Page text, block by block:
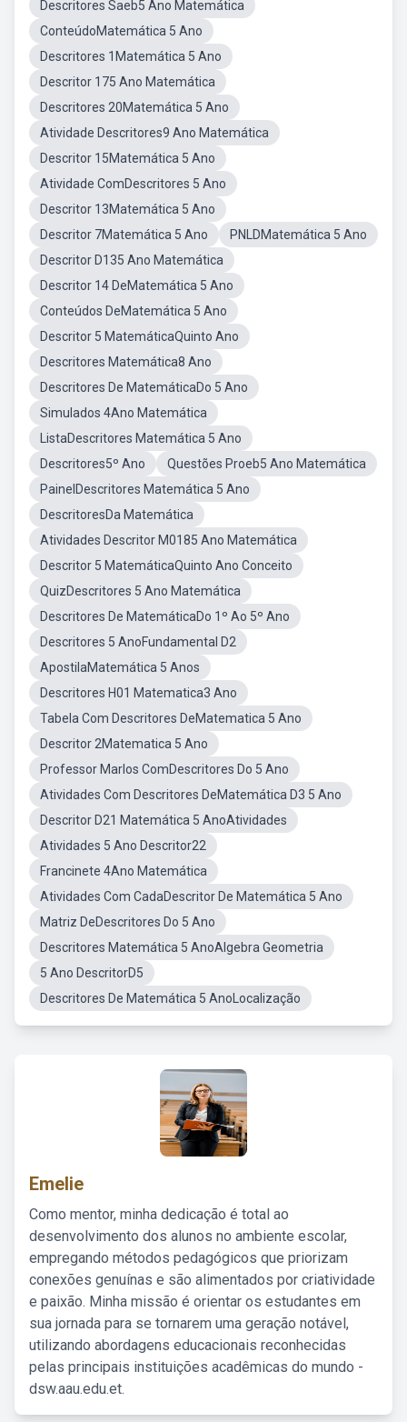
Descritores Saeb5 Ano Matemática
ConteúdoMatemática 5 Ano
Descritores 1Matemática 5 Ano
Descritor 175 Ano Matemática
Descritores 20Matemática 5 Ano
Atividade Descritores9 Ano Matemática
Descritor 15Matemática 5 Ano
Atividade ComDescritores 5 Ano
Descritor 13Matemática 5 Ano
Descritor 7Matemática 5 Ano
PNLDMatemática 5 Ano
Descritor D135 Ano Matemática
Descritor 14 DeMatemática 5 Ano
Conteúdos DeMatemática 5 Ano
Descritor 5 MatemáticaQuinto Ano
Descritores Matemática8 Ano
Descritores De MatemáticaDo 5 Ano
Simulados 4Ano Matemática
ListaDescritores Matemática 5 Ano
Descritores5º Ano
Questões Proeb5 Ano Matemática
PainelDescritores Matemática 5 Ano
DescritoresDa Matemática
Atividades Descritor M0185 Ano Matemática
Descritor 5 MatemáticaQuinto Ano Conceito
QuizDescritores 5 Ano Matemática
Descritores De MatemáticaDo 1º Ao 5º Ano
Descritores 5 AnoFundamental D2
ApostilaMatemática 5 Anos
Descritores H01 Matematica3 Ano
Tabela Com Descritores DeMatematica 5 Ano
Descritor 2Matematica 5 Ano
Professor Marlos ComDescritores Do 5 Ano
Atividades Com Descritores DeMatemática D3 5 Ano
Descritor D21 Matemática 5 AnoAtividades
Atividades 5 Ano Descritor22
Francinete 4Ano Matemática
Atividades Com CadaDescritor De Matemática 5 Ano
Matriz DeDescritores Do 5 Ano
Descritores Matemática 5 AnoAlgebra Geometria
5 Ano DescritorD5
Descritores De Matemática 5 AnoLocalização
Emelie
Como mentor, minha dedicação é total ao
desenvolvimento dos alunos no ambiente escolar,
empregando métodos pedagógicos que priorizam
conexões genuínas e são alimentados por criatividade
e paixão. Minha missão é orientar os estudantes em
sua jornada para se tornarem uma geração notável,
utilizando abordagens educacionais reconhecidas
pelas principais instituições acadêmicas do mundo -
dsw.aau.edu.et.